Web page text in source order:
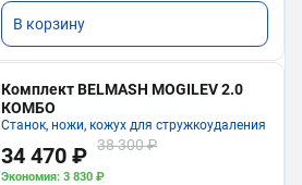
В корзину
Комплект BELMASH MOGILEV 2.0
КОМБО
Станок, ножи, кожух для стружкоудаления
34 470 ₽ 38 300 ₽
Экономия: 3 830 ₽